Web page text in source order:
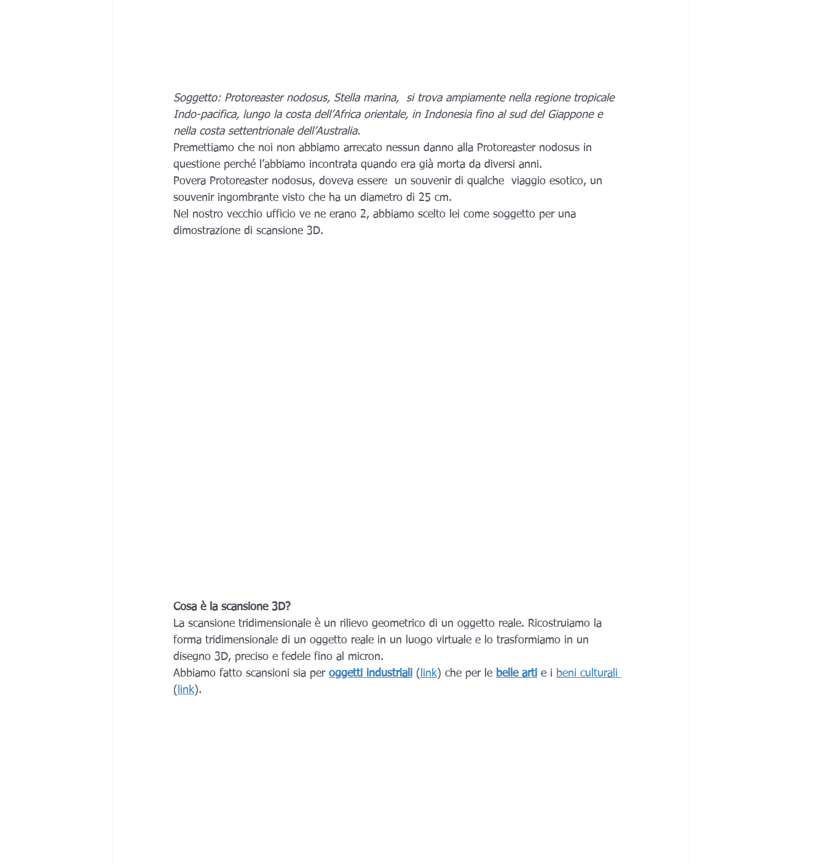
Soggetto: Protoreaster nodosus, Stella marina,  si trova ampiamente nella regione tropicale
Indo-pacifica, lungo la costa dell’Africa orientale, in Indonesia fino al sud del Giappone e
nella costa settentrionale dell’Australia.
Premettiamo che noi non abbiamo arrecato nessun danno alla Protoreaster nodosus in
questione perché l’abbiamo incontrata quando era già morta da diversi anni.
Povera Protoreaster nodosus, doveva essere  un souvenir di qualche  viaggio esotico, un
souvenir ingombrante visto che ha un diametro di 25 cm.
Nel nostro vecchio ufficio ve ne erano 2, abbiamo scelto lei come soggetto per una
dimostrazione di scansione 3D.
Cosa è la scansione 3D?
La scansione tridimensionale è un rilievo geometrico di un oggetto reale. Ricostruiamo la
forma tridimensionale di un oggetto reale in un luogo virtuale e lo trasformiamo in un
disegno 3D, preciso e fedele fino al micron.
Abbiamo fatto scansioni sia per oggetti industriali ( link) che per le belle arti e i beni culturali
( link).